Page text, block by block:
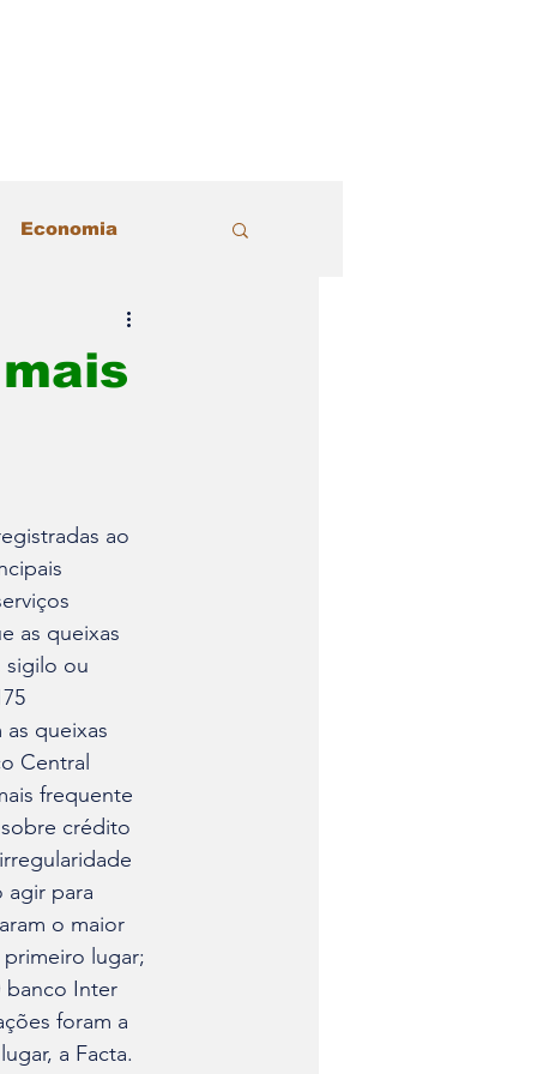
Economia
Justiça
ao
as queixas
sigilo ou
queixas
Central
frequente
crédito
agir para
o maior
lugar;
banco Inter
foram a
a Facta.